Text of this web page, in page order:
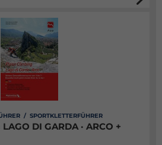
/ SPORTKLETTERFÜHRER
DI GARDA · ARCO +